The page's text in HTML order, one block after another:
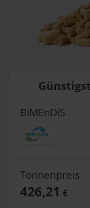
BiMEnDiS
Tonnenpreis
426,21 €